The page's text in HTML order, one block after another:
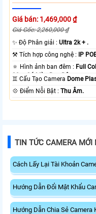
Giá bán: 1,469,000 ₫
Giá Gốc: 2,260,000 ₫
✨ Độ Phân giải :Ultra 2k + .
⚒ Tích hợp công nghệ : IP
🔅 Hình ảnh ban đêm : Full
30m Có Màu Ban Ðêm.
♊ Cấu Tạo Camera Dome
️💠 Điểm Nỗi Bật :Thu Âm.
TIN TỨC CAMERA MỚI
Cách Lấy Lại Tài Khoản
Hướng Dẫn Đổi Mật Khẩu
Hướng Dẫn Chia Sẻ Camera